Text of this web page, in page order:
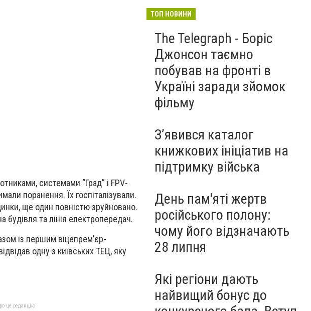
системами “Град” і FPV-
поранення. Їх госпіталізували.
ще один повністю зруйновано.
будівля та лінія електропередач.
із першим віцепрем’єр-
одну з київських ТЕЦ, яку
це редакцію
ТОП НОВИНИ
The Telegraph - Боріс
Джонсон таємно
побував на фронті в
Україні заради зйомок
фільму
З’явився каталог
книжкових ініціатив на
підтримку війська
День пам'яті жертв
російського полону:
чому його відзначають
28 липня
Які регіони дають
найвищий бонус до